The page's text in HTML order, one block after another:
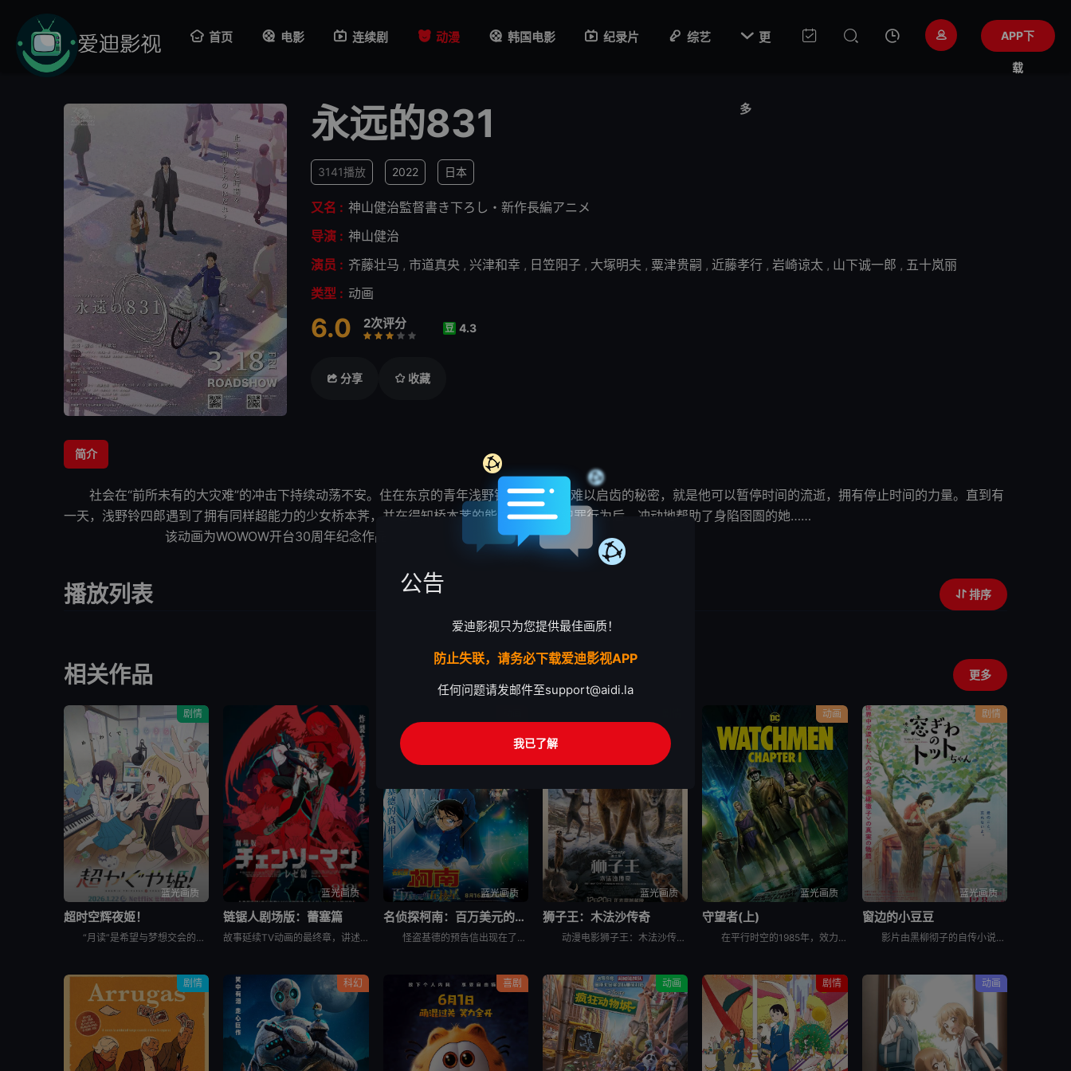
首页 电影 连续剧 动漫 韩国电影 纪录片 综艺  更
多
APP下
载
永远的831
3141播放 2022 日本
又名 : 神山健治監督書き下ろし・新作長編アニメ
导演 : 神山健治
演员 : 齐藤壮马 , 市道真央 , 兴津和幸 , 日笠阳子 , 大塚明夫 , 粟津贵嗣 , 近藤孝行 , 岩崎谅太 , 山下诚一郎 , 五十岚丽
类型 : 动画
6.0 2次评分
很差
较差还行推荐
力荐
豆 4.3
分享 收藏
简介
社会在“前所未有的大灾难”的冲击下持续动荡不安。住在东京的青年浅野铃四郎有一个难以启齿的秘密 ，就是他可以暂停时间的流逝，拥有停止时间的力量。直到有
一天 ，浅野铃四郎遇到了拥有同样超能力的少女桥本荠，并在得知桥本荠的能力被利用于犯罪行为后，冲动地帮助了身陷囹圄的她……
该动画为WOWOW开台30周年纪念作品。
播放列表 排序
相关作品 更多
剧情
蓝光画质
超时空辉夜姬！
“月读”是希望与梦想交会的虚拟空间，而舞台幕布将缓缓升起，见证几位少女在此谱写短暂却珍贵的相遇篇章。 &nbsp; &nbsp; &nbsp; &nbsp; &nbsp; &nbsp; &nbsp
蓝光画质
链锯人剧场版：蕾塞篇
故事延续TV动画的最终章，讲述男主角电次在偶然邂逅的神秘少女雷泽的庇护下，在快节奏的战斗中，奔向难以预测的命运。 电次，一个少年，与“电锯恶魔”签订契约，化身“电锯人”，成为隶属于公安部魔物对策特别课
蓝光画质
名侦探柯南：百万美元的五棱星
怪盗基德的预告信出现在了北海道函馆，斧江财阀的收藏库中。这次基德将要盗走的是，江戸幕府时期新选组副长土方岁三的日本刀。向来追逐奢华宝石的怪盗基德，居然会看上刀？ &nbsp; &nbsp; &nb
蓝光画质
狮子王：木法沙传奇
动漫电影狮子王：木法沙传奇讲述远在辛巴诞生之前，他的父亲——年轻的木法沙与亲如兄弟的塔卡（刀疤），如何邂逅一群个性迥异的卓越伙伴，并共同踏上寻找荣耀王国的冒险征程。影片将逐一揭开两位狮兄弟与睿智的
动画
蓝光画质
守望者(上)
在平行时空的1985年，效力政府的超级英雄“笑匠”爱德华·布莱克被人杀害。四处逃亡的“罗夏”的沃尔特·科瓦奇意识到有人正向曾经的超级英雄痛下杀手，而这背后隐藏着更大的阴谋……
剧情
蓝光画质
窗边的小豆豆
影片由黑柳彻子的自传小说改编，讲述了作者黑柳彻子上小学时一段真实的故事，小豆豆因淘气被原学校退学后，来到巴学园。在小林校长的爱护和引导下，一般人眼里“怪怪”的小豆豆逐渐成了一个大家都能接受的孩子。
剧情 科幻 喜剧 动画 剧情 动画
公告
爱迪影视只为您提供最佳画质！
防止失联，请务必下载爱迪影视APP
任何问题请发邮件至support@aidi.la
我已了解